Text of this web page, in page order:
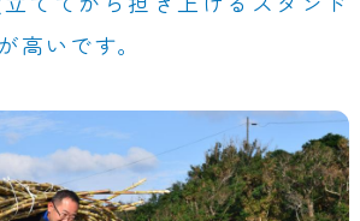
高いです。